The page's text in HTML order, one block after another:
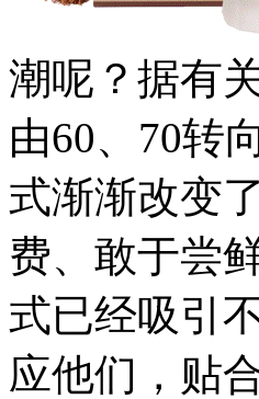
潮呢？据有
由60、70转
式渐渐改变
费、敢于尝
式已经吸引
应他们，贴